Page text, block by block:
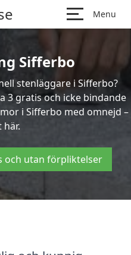
Menu
Sifferbo
stenläggare i Sifferbo?
3 gratis och icke bindande
i Sifferbo med omnejd –
här.
och utan förpliktelser